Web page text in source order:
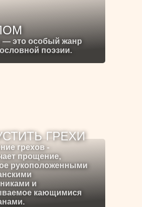
— это особый жанр
поэзии.
ГРЕХИ
грехов -
прощение,
рукоположенными
и
кающимися